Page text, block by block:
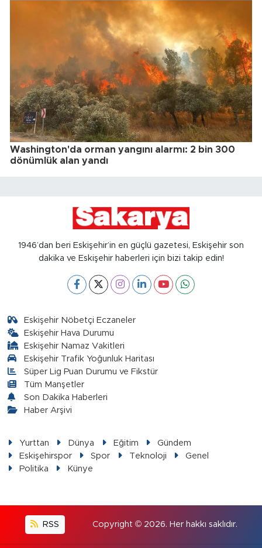
Washington'da orman yangını alarmı: 2 bin 300
dönümlük alan yandı
1946’dan beri Eskişehir’in en güçlü gazetesi, Eskişehir son
dakika ve Eskişehir haberleri için bizi takip edin!
Eskişehir Nöbetçi Eczaneler
Eskişehir Hava Durumu
Eskişehir Namaz Vakitleri
Eskişehir Trafik Yoğunluk Haritası
Süper Lig Puan Durumu ve Fikstür
Tüm Manşetler
Son Dakika Haberleri
Haber Arşivi
Yurttan Dünya Eğitim
Gündem
Eskişehirspor
Spor Teknoloji
Genel
Politika
Künye
RSS Copyright © 2026. Her hakkı saklıdır.